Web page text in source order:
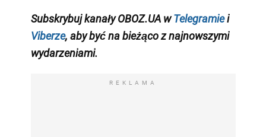
Subskrybuj kanały OBOZ.UA wTelegramiei
Viberze, aby być na bieżąco z najnowszymi
wydarzeniami.
REKLAMA